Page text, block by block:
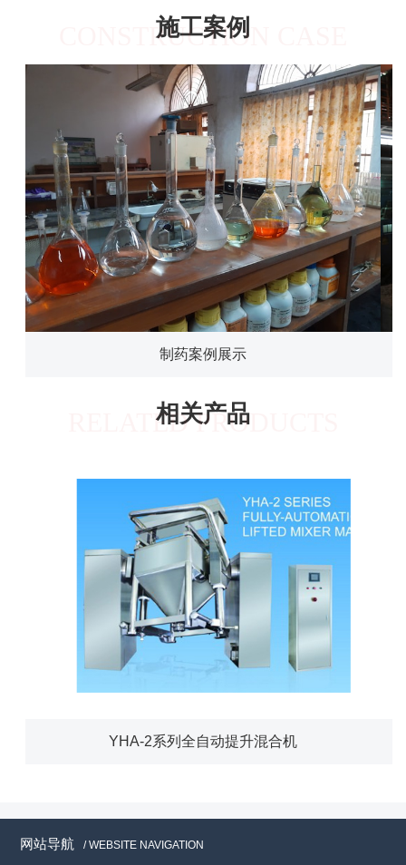
施工案例
CONSTRUCTION CASE
制药案例展示
相关产品
RELATED PRODUCTS
YHA-2系列全自动提升混合机
网站导航 / WEBSITE NAVIGATION